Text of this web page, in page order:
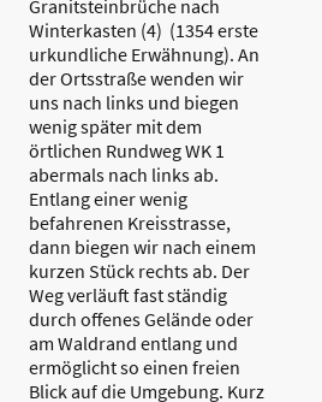
Granitsteinbrüche nach
Winterkasten (4) (1354 erste
urkundliche Erwähnung). An
der Ortsstraße wenden wir
uns nach links und biegen
wenig später mit dem
örtlichen Rundweg WK 1
abermals nach links ab.
Entlang einer wenig
befahrenen Kreisstrasse,
dann biegen wir nach einem
kurzen Stück rechts ab. Der
Weg verläuft fast ständig
durch offenes Gelände oder
am Waldrand entlang und
ermöglicht so einen freien
Blick auf die Umgebung. Kurz